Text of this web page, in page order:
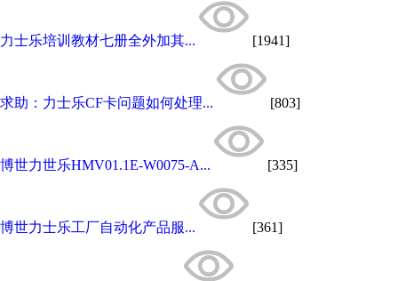
力士乐培训教材七册全外加其... [1941]
求助：力士乐CF卡问题如何处理... [803]
博世力世乐HMV01.1E-W0075-A... [335]
博世力士乐工厂自动化产品服... [361]